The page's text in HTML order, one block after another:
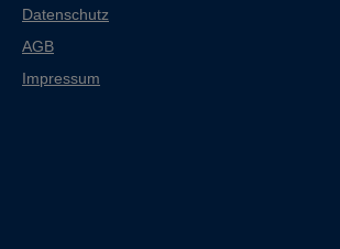
Datenschutz
AGB
Impressum